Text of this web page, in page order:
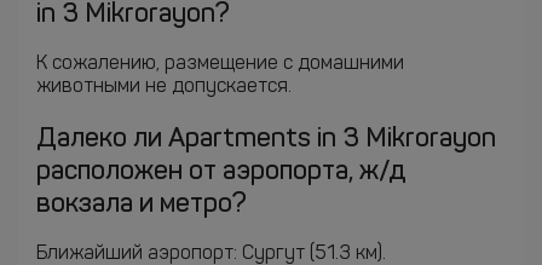
in 3 Mikrorayon?
К сожалению, размещение с домашними
животными не допускается.
Далеко ли Apartments in 3 Mikrorayon
расположен от аэропорта, ж/д
вокзала и метро?
Ближайший аэропорт: Сургут (51.3 км).